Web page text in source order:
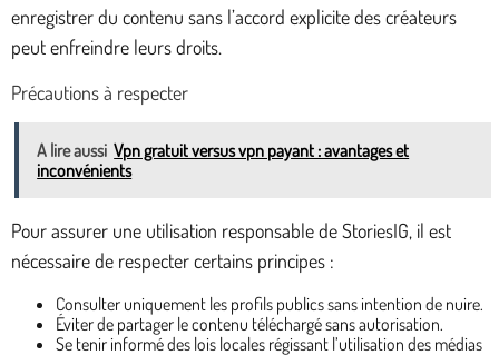
enregistrer du contenu sans l’accord explicite des créateurs
peut enfreindre leurs droits.
Précautions à respecter
A lire aussi Vpn gratuit versus vpn payant : avantages et
inconvénients
Pour assurer une utilisation responsable de StoriesIG, il est
nécessaire de respecter certains principes :
Consulter uniquement les profils publics sans intention de nuire.
Éviter de partager le contenu téléchargé sans autorisation.
Se tenir informé des lois locales régissant l’utilisation des médias